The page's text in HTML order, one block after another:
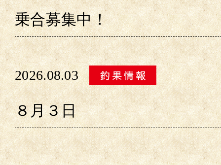
乗合募集中！
2026.08.03
８月３日